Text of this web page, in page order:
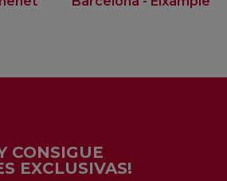
CONSIGUE
EXCLUSIVAS!